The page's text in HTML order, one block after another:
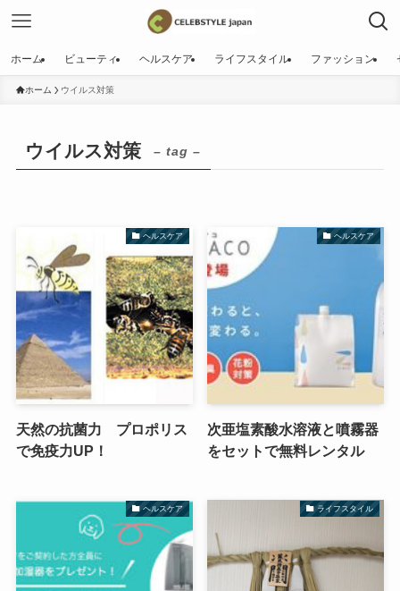
ホーム ビューティ ヘルスケア ライフスタイル ファッション
ホーム ウイルス対策
ウイルス対策 – tag –
ヘルスケア
天然の抗菌力 プロポリス
で免疫力UP！
ヘルスケア
次亜塩素酸水溶液と噴霧器
をセットで無料レンタル
ヘルスケア ライフスタイル